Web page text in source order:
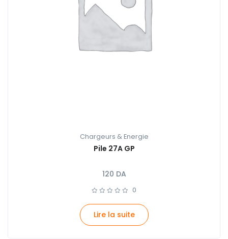
Chargeurs & Energie
Pile 27A GP
120 DA
0
Lire la suite